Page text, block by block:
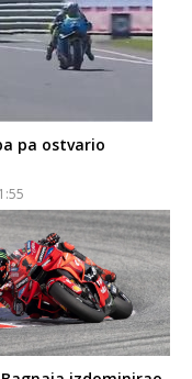
pa ostvario